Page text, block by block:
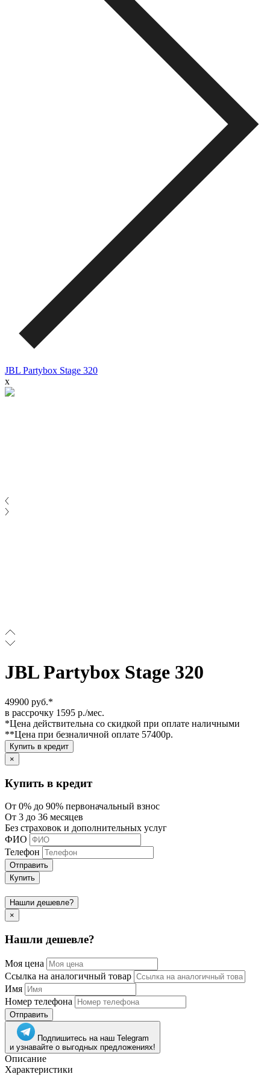
JBL Partybox Stage 320
x
JBL Partybox Stage 320
49900 руб.*
в рассрочку 1595 р./мес.
*Цена действительна со скидкой при оплате наличными
**Цена при безналичной оплате 57400р.
Купить в кредит
×
Купить в кредит
От 0% до 90% первоначальный взнос
От 3 до 36 месяцев
Без страховок и дополнительных услуг
ФИО
Телефон
Отправить
Купить
Нашли дешевле?
×
Нашли дешевле?
Моя цена
Ссылка на аналогичный товар
Имя
Номер телефона
Отправить
Подпишитесь на наш Telegram
и узнавайте о выгодных предложениях!
Описание
Характеристики